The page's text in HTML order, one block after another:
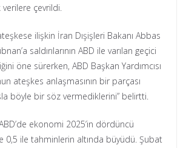
çevrildi.
ilişkin İran Dışişleri Bakanı Abbas
saldırılarının ABD ile varılan geçici
öne sürerken, ABD Başkan Yardımcısı
ateşkes anlaşmasının bir parçası
böyle bir söz vermediklerini” belirtti.
ekonomi 2025’in dördüncü
0,5 ile tahminlerin altında büyüdü. Şubat